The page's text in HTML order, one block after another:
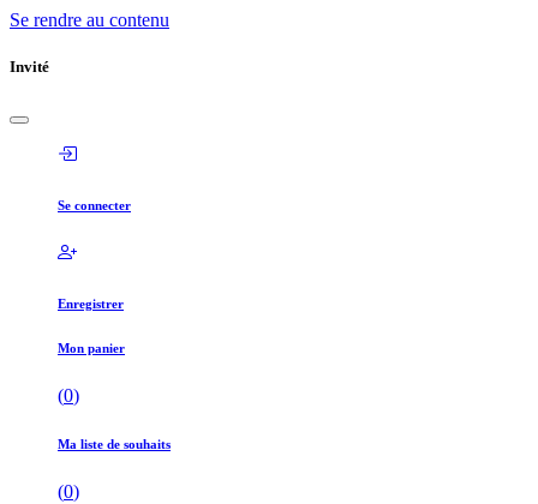
Se rendre au contenu
Invité
Se connecter
Enregistrer
Mon panier
(0)
Ma liste de souhaits
(0)